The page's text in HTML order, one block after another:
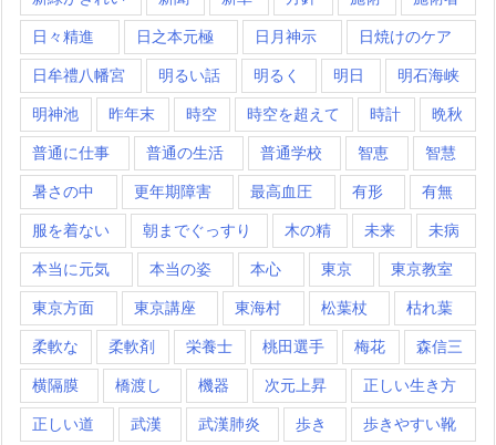
日々精進 日之本元極 日月神示 日焼けのケア
日牟禮八幡宮 明るい話 明るく 明日 明石海峡
明神池 昨年末 時空 時空を超えて 時計 晩秋
普通に仕事 普通の生活 普通学校 智恵 智慧
暑さの中 更年期障害 最高血圧 有形 有無
服を着ない 朝までぐっすり 木の精 未来 未病
本当に元気 本当の姿 本心 東京 東京教室
東京方面 東京講座 東海村 松葉杖 枯れ葉
柔軟な 柔軟剤 栄養士 桃田選手 梅花 森信三
横隔膜 橋渡し 機器 次元上昇 正しい生き方
正しい道 武漢 武漢肺炎 歩き 歩きやすい靴